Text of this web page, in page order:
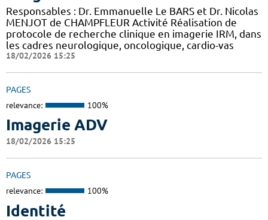
Responsables : Dr. Emmanuelle Le BARS et Dr. Nicolas
MENJOT de CHAMPFLEUR Activité Réalisation de
protocole de recherche clinique en imagerie IRM, dans
les cadres neurologique, oncologique, cardio-vas
18/02/2026 15:25
PAGES
relevance: 100%
Imagerie ADV
18/02/2026 15:25
PAGES
relevance: 100%
Identité